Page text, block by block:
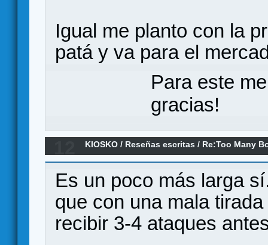
Igual me planto con la
patá y va para el
Para este
gracias!
KIOSKO / Reseñas escritas / Re:Too Many
Es un poco más larga
que con una mala
recibir 3-4 ataques